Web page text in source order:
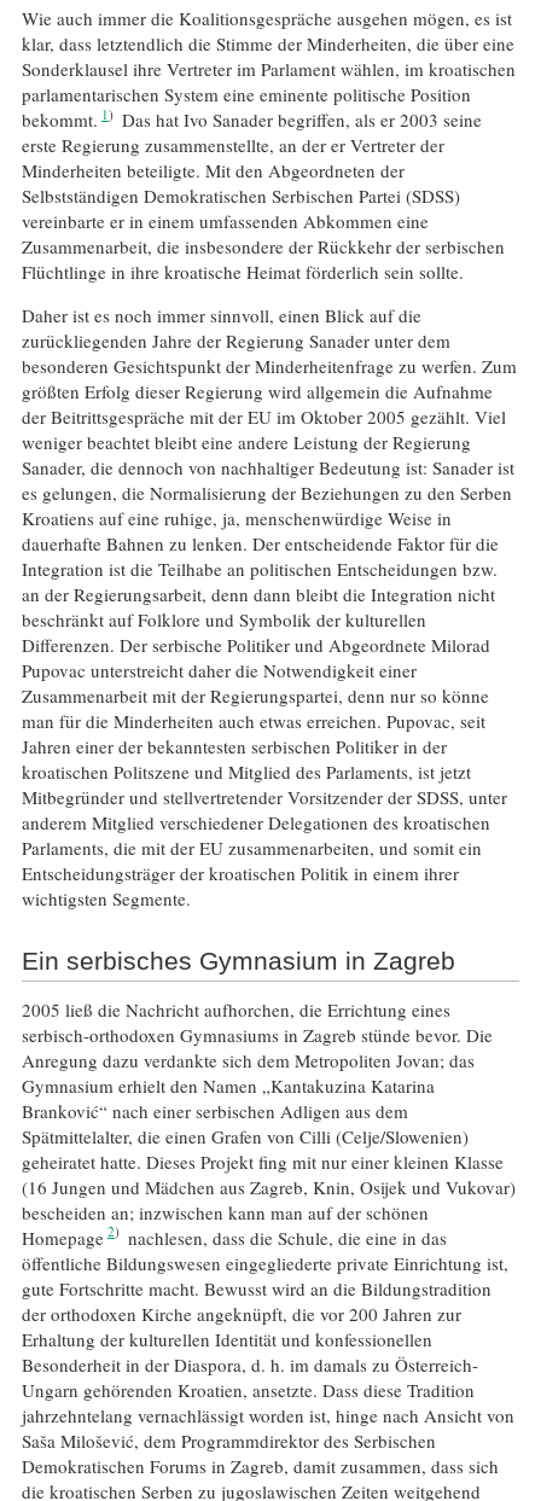
Wie auch immer die Koalitionsgespräche ausgehen mögen, es ist
klar, dass letztendlich die Stimme der Minderheiten, die über eine
Sonderklausel ihre Vertreter im Parlament wählen, im kroatischen
parlamentarischen System eine eminente politische Position
bekommt. 1
Das hat Ivo Sanader begriffen, als er 2003 seine
erste Regierung zusammenstellte, an der er Vertreter der
Minderheiten beteiligte. Mit den Abgeordneten der
Selbstständigen Demokratischen Serbischen Partei (SDSS)
vereinbarte er in einem umfassenden Abkommen eine
Zusammenarbeit, die insbesondere der Rückkehr der serbischen
Flüchtlinge in ihre kroatische Heimat förderlich sein sollte.
Daher ist es noch immer sinnvoll, einen Blick auf die
zurückliegenden Jahre der Regierung Sanader unter dem
besonderen Gesichtspunkt der Minderheitenfrage zu werfen. Zum
größten Erfolg dieser Regierung wird allgemein die Aufnahme
der Beitrittsgespräche mit der EU im Oktober 2005 gezählt. Viel
weniger beachtet bleibt eine andere Leistung der Regierung
Sanader, die dennoch von nachhaltiger Bedeutung ist: Sanader ist
es gelungen, die Normalisierung der Beziehungen zu den Serben
Kroatiens auf eine ruhige, ja, menschenwürdige Weise in
dauerhafte Bahnen zu lenken. Der entscheidende Faktor für die
Integration ist die Teilhabe an politischen Entscheidungen bzw.
an der Regierungsarbeit, denn dann bleibt die Integration nicht
beschränkt auf Folklore und Symbolik der kulturellen
Differenzen. Der serbische Politiker und Abgeordnete Milorad
Pupovac unterstreicht daher die Notwendigkeit einer
Zusammenarbeit mit der Regierungspartei, denn nur so könne
man für die Minderheiten auch etwas erreichen. Pupovac, seit
Jahren einer der bekanntesten serbischen Politiker in der
kroatischen Politszene und Mitglied des Parlaments, ist jetzt
Mitbegründer und stellvertretender Vorsitzender der SDSS, unter
anderem Mitglied verschiedener Delegationen des kroatischen
Parlaments, die mit der EU zusammenarbeiten, und somit ein
Entscheidungsträger der kroatischen Politik in einem ihrer
wichtigsten Segmente.
Ein serbisches Gymnasium in Zagreb
2005 ließ die Nachricht aufhorchen, die Errichtung eines
serbisch-orthodoxen Gymnasiums in Zagreb stünde bevor. Die
Anregung dazu verdankte sich dem Metropoliten Jovan; das
Gymnasium erhielt den Namen „Kantakuzina Katarina
Branković“ nach einer serbischen Adligen aus dem
Spätmittelalter, die einen Grafen von Cilli (Celje/Slowenien)
geheiratet hatte. Dieses Projekt fing mit nur einer kleinen Klasse
(16 Jungen und Mädchen aus Zagreb, Knin, Osijek und Vukovar)
bescheiden an; inzwischen kann man auf der schönen
Homepage 2
nachlesen, dass die Schule, die eine in das
öffentliche Bildungswesen eingegliederte private Einrichtung ist,
gute Fortschritte macht. Bewusst wird an die Bildungstradition
der orthodoxen Kirche angeknüpft, die vor 200 Jahren zur
Erhaltung der kulturellen Identität und konfessionellen
Besonderheit in der Diaspora, d. h. im damals zu Österreich-
Ungarn gehörenden Kroatien, ansetzte. Dass diese Tradition
jahrzehntelang vernachlässigt worden ist, hinge nach Ansicht von
Saša Milošević, dem Programmdirektor des Serbischen
Demokratischen Forums in Zagreb, damit zusammen, dass sich
die kroatischen Serben zu jugoslawischen Zeiten weitgehend